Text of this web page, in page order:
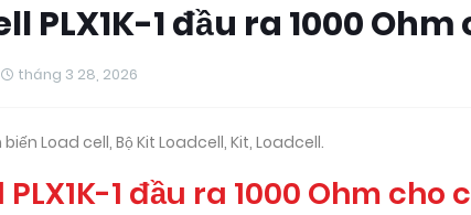
PLX1K-1 đầu ra 1000
tháng 3 28, 2026
Load cell, Bộ Kit Loadcell, Kit, Loadcell.
1 đầu ra 1000 Ohm cho